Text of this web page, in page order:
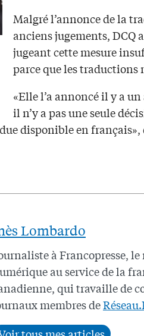
Malgré l’annonce de la
anciens jugements, DCQ
jugeant cette mesure
parce que les traductions
«Elle l’a annoncé il y a
il n’y a pas une seule
disponible en
Lombardo
à Francopresse,
au service de la
qui travaille de
membres de